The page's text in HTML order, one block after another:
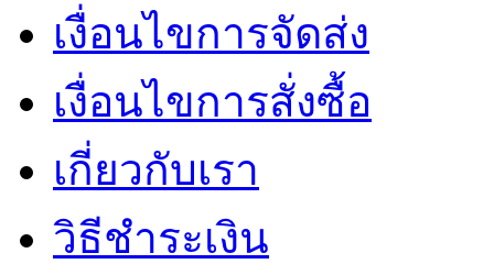
เงื่อนไขการจัดส่ง
เงื่อนไขการสั่งซื้อ
เกี่ยวกับเรา
วิธีชำระเงิน